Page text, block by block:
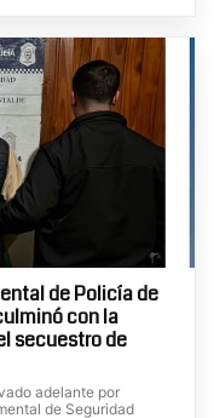
de Policía de
con la
secuestro de
adelante por
de Seguridad